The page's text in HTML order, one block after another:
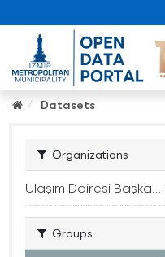
Datasets
Organizations
Ulaşım Dairesi Başka...
Groups